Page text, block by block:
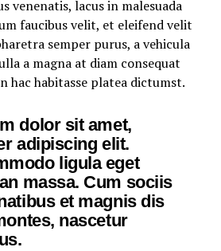
venenatis, lacus in malesuada
faucibus velit, et eleifend velit
semper purus, a vehicula
a magna at diam consequat
hac habitasse platea dictumst.
dolor sit amet,
adipiscing elit.
ligula eget
massa. Cum sociis
et magnis dis
nascetur